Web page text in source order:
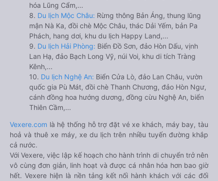
hóa Lũng Cẩm,...
8. Du lịch Mộc Châu: Rừng thông Bản Áng, thung lũng
mận Nà Ka, đồi chè Mộc Châu, thác Dải Yếm, bản Pa
Phách, hang dơi, khu du lịch Happy Land,...
9. Du lịch Hải Phòng: Biển Đồ Sơn, đảo Hòn Dấu, vịnh
Lan Hạ, đảo Bạch Long Vỹ, núi Voi, khu di tích Tràng
Kênh,...
10. Du lịch Nghệ An: Biển Cửa Lò, đảo Lan Châu, vườn
quốc gia Pù Mát, đồi chè Thanh Chương, đảo Hòn Ngư,
cánh đồng hoa hướng dương, đồng cừu Nghệ An, biển
Thiên Cầm,...
Vexere.com là hệ thống hỗ trợ đặt vé xe khách, máy bay, tàu
hoả và thuê xe máy, xe du lịch trên nhiều tuyến đường khắp
cả nước.
Với Vexere, việc lập kế hoạch cho hành trình di chuyển trở nên
vô cùng đơn giản, linh hoạt và được cá nhân hóa hơn bao giờ
hết. Vexere hiện là nền tảng kết nối hành khách với các đối